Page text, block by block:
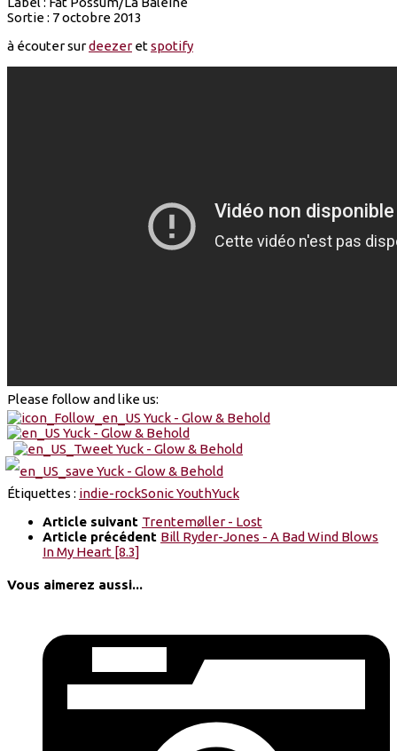
Sortie : 7 octobre 2013
à écouter surdeezeretspotify
Please follow and like us:
Étiquettes : indie-rockSonic YouthYuck
Article suivant Trentemøller - Lost
Article précédent Bill Ryder-Jones - A Bad Wind Blows
In My Heart [8.3]
Vous aimerez aussi...